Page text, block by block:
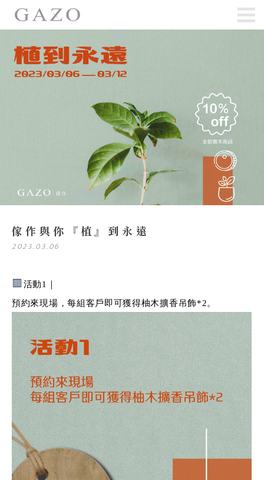
傢作與你『植』到永遠
2023.03.06
🟥 活動1｜
預約來現場，每組客戶即可獲得柚木擴香吊飾*2。